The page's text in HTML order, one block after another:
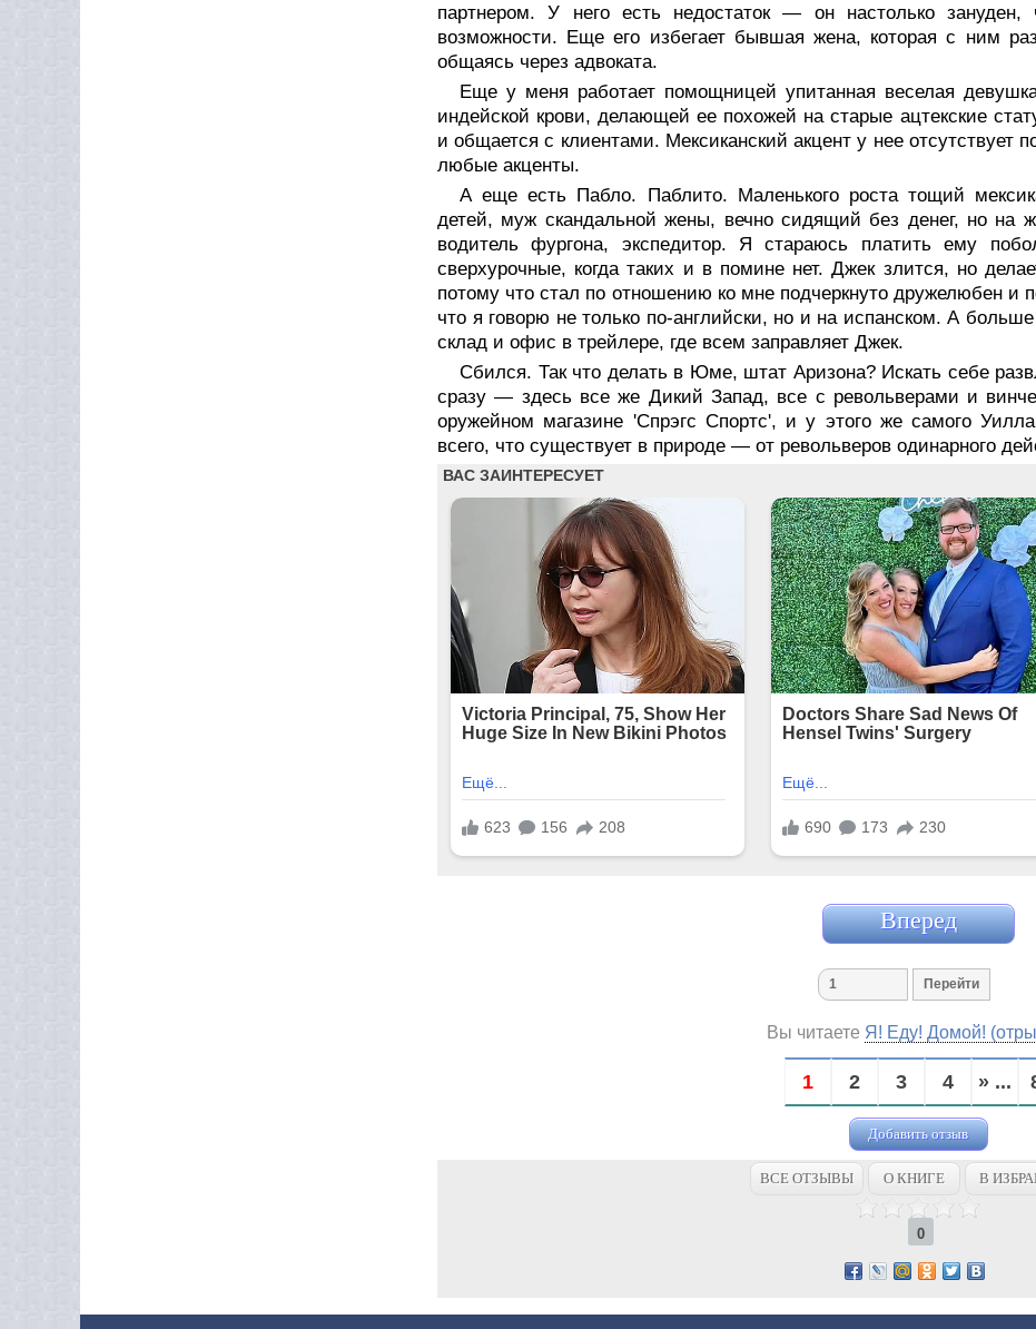
партнером. У него есть недостаток — он настолько
возможности. Еще его избегает бывшая жена, которая с ним
общаясь через адвоката.
Еще у меня работает помощницей упитанная веселая
индейской крови, делающей ее похожей на старые ацтекские
и общается с клиентами. Мексиканский акцент у нее отсутствует
любые акценты.
А еще есть Пабло. Паблито. Маленького роста тощий
детей, муж скандальной жены, вечно сидящий без денег, но
водитель фургона, экспедитор. Я стараюсь платить ему
сверхурочные, когда таких и в помине нет. Джек злится, но
потому что стал по отношению ко мне подчеркнуто дружелюбен
что я говорю не только по-английски, но и на испанском. А
склад и офис в трейлере, где всем заправляет Джек.
Сбился. Так что делать в Юме, штат Аризона? Искать себе
сразу — здесь все же Дикий Запад, все с револьверами и
оружейном магазине 'Спрэгс Спортс', и у этого же самого
всего, что существует в природе — от револьверов одинарного
Вперед
Вы читаете Я! Еду! Домой!
1 2 3 4 » ...
Добавить отзыв
ВСЕ ОТЗЫВЫ О КНИГЕ В
0